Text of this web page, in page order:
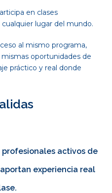
en clases
lugar del mundo.
al mismo programa,
oportunidades de
práctico y real donde
activos de
experiencia real